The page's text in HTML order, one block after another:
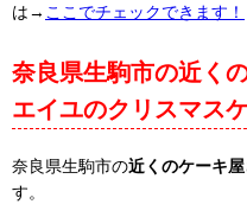
は→ ここでチェックできます！
奈良県生駒市の近く
エイユのクリスマス
奈良県生駒市の近くのケーキ
す。